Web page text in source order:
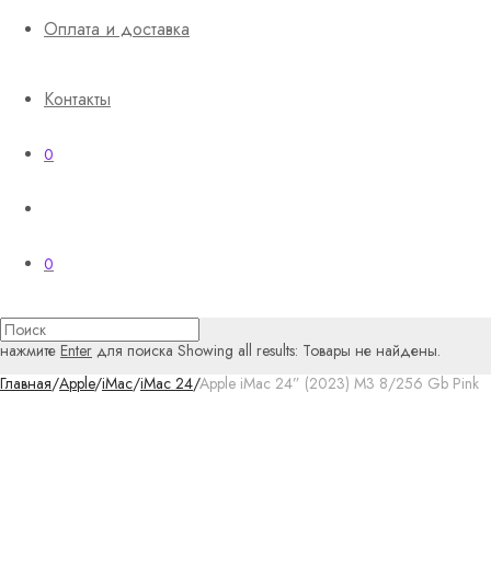
Оплата и доставка
Контакты
0
0
нажмите Enter для поиска Showing all results: Товары не найдены.
Главная/Apple/iMac/iMac 24/Apple iMac 24” (2023) M3 8/256 Gb Pink